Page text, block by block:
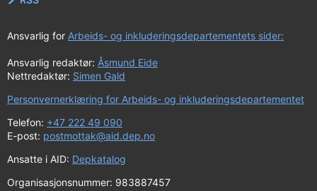
Ansvarlig for Arbeids- og inkluderingsdepartementets sider:
Ansvarlig redaktør: Åsmund Eide
Nettredaktør: Simen Gald
Personvernerklæring for Arbeids- og inkluderingsdepartementet
Telefon: +47 222 49 090
E-post: postmottak@aid.dep.no
Ansatte i AID: Depkatalog
Organisasjonsnummer: 983887457